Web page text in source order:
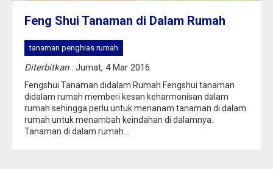
Feng Shui Tanaman di Dalam Rumah
tanaman penghias rumah
Diterbitkan: Jumat, 4 Mar 2016
Fengshui Tanaman didalam Rumah Fengshui tanaman
didalam rumah memberi kesan keharmonisan dalam
rumah sehingga perlu untuk menanam tanaman di dalam
rumah untuk menambah keindahan di dalamnya.
Tanaman di dalam rumah...